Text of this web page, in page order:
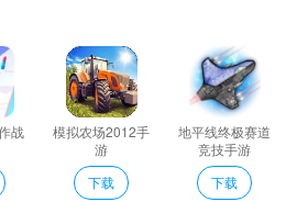
皮泥捏出来的模型直接扫描进电脑
个字刻脑门上了。
刚开始我还真被吸引住了，拯救世界
战
模拟农场2012手
游
下载
地平线终极赛道
竞技手游
下载